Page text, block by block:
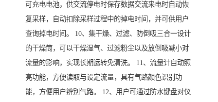
可充电电池，供交流停电时保存数据交流来电时自动恢
复采样，自动扣除采样过程中的掉电时间，并可供用户
查询掉电时间。 10、集干燥、过滤、防倒吸三合一设计
的干燥筒，可以干燥湿气、过滤粉尘以及放倒吸减小对
流量的影响，实现长期运转免清洗。 11、流量计自动照
亮功能，方便读取与设定流量，具有气路颜色识别功
能，方便用户辨别气路。 12、用户可通过防水键盘对仪